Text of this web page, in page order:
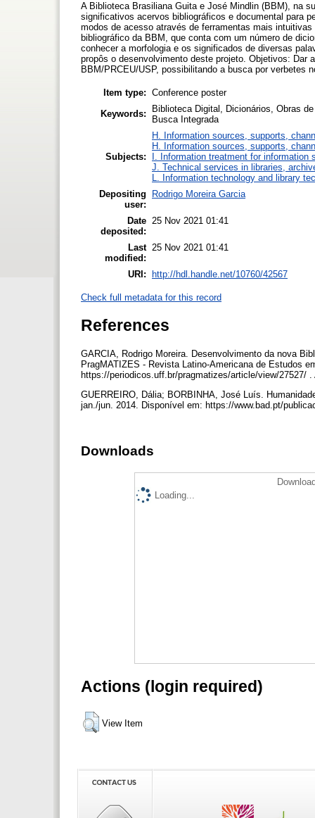
A Biblioteca Brasiliana Guita e José Mindlin (BBM), na
significativos acervos bibliográficos e documental para
modos de acesso através de ferramentas mais
bibliográfico da BBM, que conta com um número de
conhecer a morfologia e os significados de diversas
propôs o desenvolvimento deste projeto. Objetivos:
BBM/PRCEU/USP, possibilitando a busca por verbetes
Item type: Conference poster
Keywords:
Biblioteca Digital, Dicionários, Obras
Busca Integrada
Subjects:
H. Information sources, supports,
H. Information sources, supports,
I. Information treatment for information
J. Technical services in libraries,
L. Information technology and library
Depositing
user:
Rodrigo Moreira Garcia
Date
deposited:
25 Nov 2021 01:41
Last
modified:
25 Nov 2021 01:41
URI: http://hdl.handle.net/10760/42567
Check full metadata for this record
References
GARCIA, Rodrigo Moreira. Desenvolvimento da nova
PragMATIZES - Revista Latino-Americana de Estudos
https://periodicos.uff.br/pragmatizes/article/view/27527/
GUERREIRO, Dália; BORBINHA, José Luís.
jan./jun. 2014. Disponível em: https://www.bad.pt/
Downloads
Loading...
Actions (login required)
View Item